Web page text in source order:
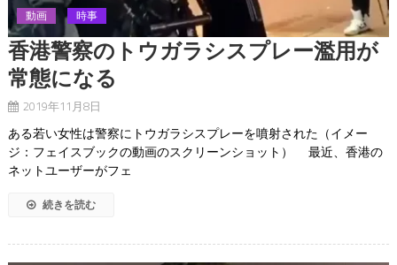
動画 時事
香港警察のトウガラシスプレー濫用が
常態になる
2019年11月8日
ある若い女性は警察にトウガラシスプレーを噴射された（イメー
ジ：フェイスブックの動画のスクリーンショット） 最近、香港の
ネットユーザーがフェ
続きを読む